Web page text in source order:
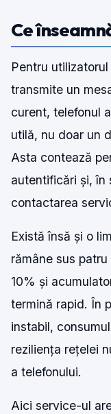
Ce
Pentru
transmite un
curent, telefonul
utilă, nu doar un
Asta contează
autentificări și, în
contactarea
Există însă și o
rămâne sus
10% și
termină rapid. În
instabil,
reziliența rețelei
a telefonului.
Aici service-ul